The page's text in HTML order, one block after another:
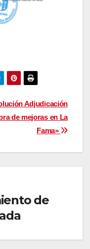
Adjudicación
de mejoras en La
Fama»
de